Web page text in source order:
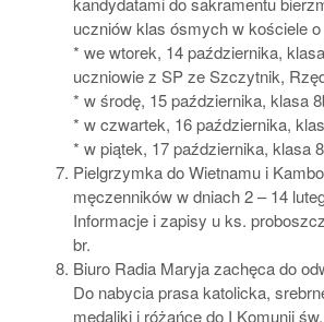
uczniów klas ósmych w kościele o
* we wtorek, 14 października,
uczniowie z SP ze Szczytnik,
* w środę, 15 października, klasa
* w czwartek, 16 października,
* w piątek, 17 października, klasa
Pielgrzymka do Wietnamu i
męczenników w dniach 2 – 14
Informacje i zapisy u ks.
br.
Biuro Radia Maryja zachęca do
Do nabycia prasa katolicka,
medaliki i różańce do I Komunii